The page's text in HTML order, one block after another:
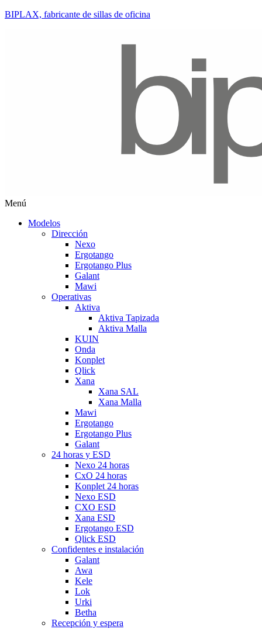
BIPLAX, fabricante de sillas de oficina
Menú
Modelos
Dirección
Nexo
Ergotango
Ergotango Plus
Galant
Mawi
Operativas
Aktiva
Aktiva Tapizada
Aktiva Malla
KUIN
Onda
Konplet
Qlick
Xana
Xana SAL
Xana Malla
Mawi
Ergotango
Ergotango Plus
Galant
24 horas y ESD
Nexo 24 horas
CxO 24 horas
Konplet 24 horas
Nexo ESD
CXO ESD
Xana ESD
Ergotango ESD
Qlick ESD
Confidentes e instalación
Galant
Awa
Kele
Lok
Urki
Betha
Recepción y espera